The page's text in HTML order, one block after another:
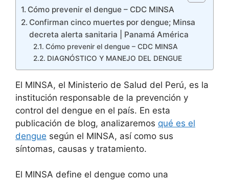
Cómo prevenir el dengue – CDC MINSA
Confirman cinco muertes por dengue; Minsa
decreta alerta sanitaria | Panamá América
Cómo prevenir el dengue – CDC MINSA
DIAGNÓSTICO Y MANEJO DEL DENGUE
El MINSA, el Ministerio de Salud del Perú, es la
institución responsable de la prevención y
control del dengue en el país. En esta
publicación de blog, analizaremos qué es el
dengue según el MINSA, así como sus
síntomas, causas y tratamiento.
El MINSA define el dengue como una